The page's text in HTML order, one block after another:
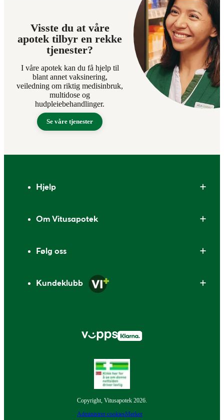
Visste du at våre
apotek tilbyr en rekke
tjenester?
I våre apotek kan du få hjelp til
blant annet vaksinering,
veiledning om riktig medisinbruk,
multidose og
hudpleiebehandlinger.
Se våre tjenester
Hjelp
Om Vitusapotek
Følg oss
Kundeklubb
Copyright, Vitusapotek 2026.
Administrer cookiesMerker